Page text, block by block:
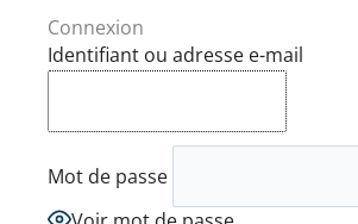
Connexion
Identifiant ou adresse e-mail
Mot de passe